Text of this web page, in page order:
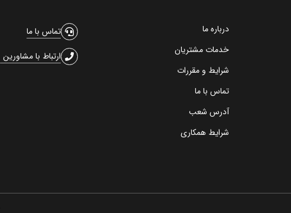
درباره ما
خدمات مشتریان
شرایط و مقررات
تماس با ما
آدرس شعب
شرایط همکاری
تماس با ما
ارتباط با مشاورین